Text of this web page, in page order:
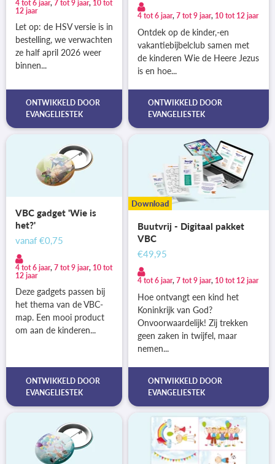
4 tot 6 jaar, 7 tot 9 jaar, 10 tot
12 jaar
Let op: de HSV versie is in
bestelling, we verwachten
ze half april 2026 weer
binnen...
ONTWIKKELD DOOR
EVANGELIESTEK
4 tot 6 jaar, 7 tot 9 jaar, 10 tot 12 jaar
Ontdek op de kinder,-en
vakantiebijbelclub samen met
de kinderen Wie de Heere Jezus
is en hoe...
ONTWIKKELD DOOR
EVANGELIESTEK
VBC gadget 'Wie is
het?'
vanaf €0,75
4 tot 6 jaar, 7 tot 9 jaar, 10 tot
12 jaar
Deze gadgets passen bij
het thema van de VBC-
map. Een mooi product
om aan de kinderen...
ONTWIKKELD DOOR
EVANGELIESTEK
Download
Buutvrij - Digitaal pakket
VBC
€49,95
4 tot 6 jaar, 7 tot 9 jaar, 10 tot 12 jaar
Hoe ontvangt een kind het
Koninkrijk van God?
Onvoorwaardelijk! Zij trekken
geen zaken in twijfel, maar
nemen...
ONTWIKKELD DOOR
EVANGELIESTEK